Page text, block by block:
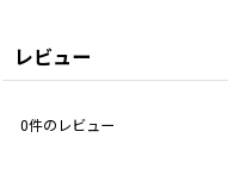
レビュー
0件のレビュー